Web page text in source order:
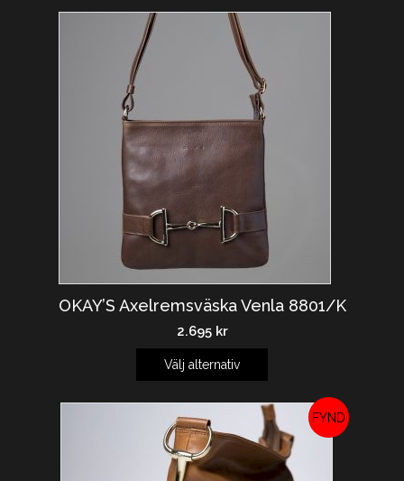
OKAY’S Axelremsväska Venla 8801/K
2.695 kr
Välj alternativ